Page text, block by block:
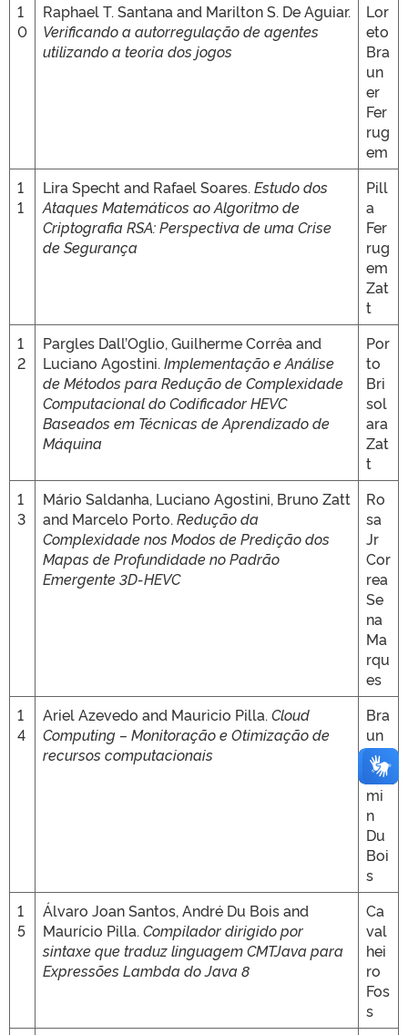
1
0
Raphael T. Santana and Marilton S. De Aguiar.
Verificando a autorregulação de agentes
utilizando a teoria dos jogos
Lor
eto
Bra
un
er
Fer
rug
em
1
1
Lira Specht and Rafael Soares. Estudo dos
Ataques Matemáticos ao Algoritmo de
Criptografia RSA: Perspectiva de uma Crise
de Segurança
Pill
a
Fer
rug
em
Zat
t
1
2
Pargles Dall’Oglio, Guilherme Corrêa and
Luciano Agostini. Implementação e Análise
de Métodos para Redução de Complexidade
Computacional do Codificador HEVC
Baseados em Técnicas de Aprendizado de
Máquina
Por
to
Bri
sol
ara
Zat
t
1
3
Mário Saldanha, Luciano Agostini, Bruno Zatt
and Marcelo Porto. Redução da
Complexidade nos Modos de Predição dos
Mapas de Profundidade no Padrão
Emergente 3D-HEVC
Ro
sa
Jr
Cor
rea
Se
na
Ma
rqu
es
1
4
Ariel Azevedo and Mauricio Pilla. Cloud
Computing – Monitoração e Otimização de
recursos computacionais
Bra
un
er
Ya
mi
n
Du
Boi
s
1
5
Álvaro Joan Santos, André Du Bois and
Maurício Pilla. Compilador dirigido por
sintaxe que traduz linguagem CMTJava para
Expressões Lambda do Java 8
Ca
val
hei
ro
Fos
s